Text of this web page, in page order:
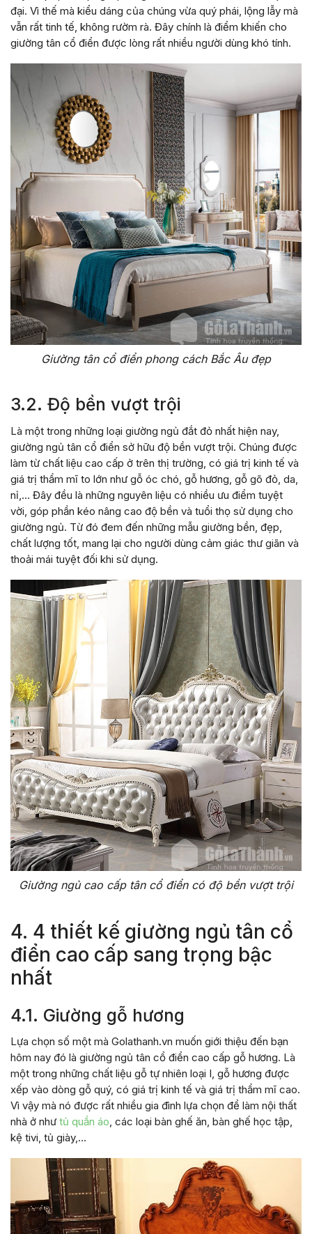
đại. Vì thế mà kiểu dáng của chúng vừa quý phái, lộng lẫy mà
vẫn rất tinh tế, không rườm rà. Đây chính là điểm khiến cho
giường tân cổ điển được lòng rất nhiều người dùng khó tính.
Giường tân cổ điển phong cách Bắc Âu đẹp
3.2. Độ bền vượt trội
Là một trong những loại giường ngủ đắt đỏ nhất hiện nay,
giường ngủ tân cổ điển sở hữu độ bền vượt trội. Chúng được
làm từ chất liệu cao cấp ở trên thị trường, có giá trị kinh tế và
giá trị thẩm mĩ to lớn như gỗ óc chó, gỗ hương, gỗ gõ đỏ, da,
nỉ,… Đây đều là những nguyên liệu có nhiều ưu điểm tuyệt
vời, góp phần kéo nâng cao độ bền và tuổi thọ sử dụng cho
giường ngủ. Từ đó đem đến những mẫu giường bền, đẹp,
chất lượng tốt, mang lại cho người dùng cảm giác thư giãn và
thoải mái tuyệt đối khi sử dụng.
Giường ngủ cao cấp tân cổ điển có độ bền vượt trội
4. 4 thiết kế giường ngủ tân cổ
điển cao cấp sang trọng bậc
nhất
4.1. Giường gỗ hương
Lựa chọn số một mà Golathanh.vn muốn giới thiệu đến bạn
hôm nay đó là giường ngủ tân cổ điển cao cấp gỗ hương. Là
một trong những chất liệu gỗ tự nhiên loại I, gỗ hương được
xếp vào dòng gỗ quý, có giá trị kinh tế và giá trị thẩm mĩ cao.
Vì vậy mà nó được rất nhiều gia đình lựa chọn để làm nội thất
nhà ở như tủ quần áo, các loại bàn ghế ăn, bàn ghế học tập,
kệ tivi, tủ giày,…